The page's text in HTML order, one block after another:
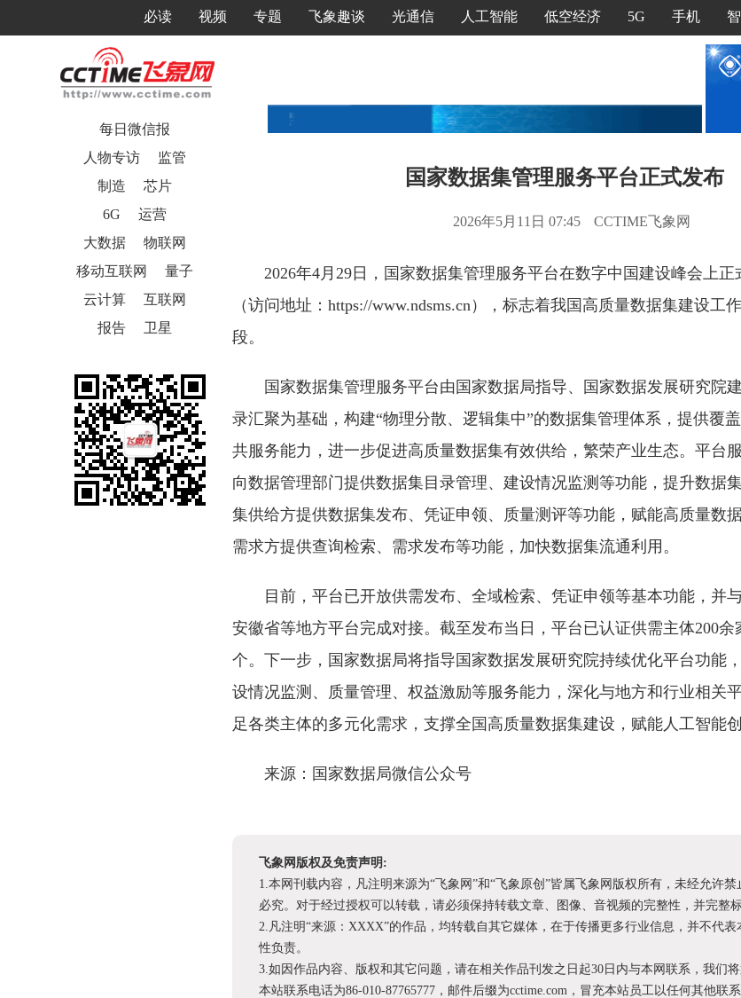
必读 视频 专题 飞象趣谈 光通信 人工智能 低空经济 5G 手机
每日微信报
人物专访
监管
制造
芯片
6G
运营
大数据
物联网
移动互联网
量子
云计算
互联网
报告
卫星
国家数据集管理服务平台正式发布
2026年5月11日 07:45 CCTIME飞象网
2026年4月29日，国家数据集管理服务平台在数字中国建设峰会上
（访问地址：https://www.ndsms.cn），标志着我国高质量数据集建设工
段。
国家数据集管理服务平台由国家数据局指导、国家数据发展研究院
录汇聚为基础，构建“物理分散、逻辑集中”的数据集管理体系，提供覆
共服务能力，进一步促进高质量数据集有效供给，繁荣产业生态。平台
向数据管理部门提供数据集目录管理、建设情况监测等功能，提升数据
集供给方提供数据集发布、凭证申领、质量测评等功能，赋能高质量数
需求方提供查询检索、需求发布等功能，加快数据集流通利用。
目前，平台已开放供需发布、全域检索、凭证申领等基本功能，并
安徽省等地方平台完成对接。截至发布当日，平台已认证供需主体200余
个。下一步，国家数据局将指导国家数据发展研究院持续优化平台功能
设情况监测、质量管理、权益激励等服务能力，深化与地方和行业相关
足各类主体的多元化需求，支撑全国高质量数据集建设，赋能人工智能创
来源：国家数据局微信公众号
飞象网版权及免责声明:
1.本网刊载内容，凡注明来源为“飞象网”和“飞象原创”皆属飞象网版权所有，未经允许
必究。对于经过授权可以转载，请必须保持转载文章、图像、音视频的完整性，并完整
2.凡注明“来源：XXXX”的作品，均转载自其它媒体，在于传播更多行业信息，并不代
性负责。
3.如因作品内容、版权和其它问题，请在相关作品刊发之日起30日内与本网联系，我们将
本站联系电话为86-010-87765777，邮件后缀为cctime.com，冒充本站员工以任何其他联